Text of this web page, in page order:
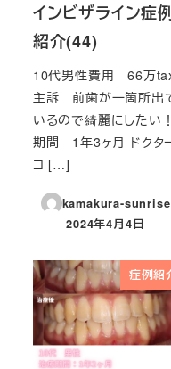
インビザライン症
紹介(44)
10代男性費用 66万
主訴 前歯が一箇所出
いるので綺麗にしたい！
期間 1年3ヶ月 ドクタ
コ […]
kamakura-sunrise
投稿日
2024年4月4日
症例紹